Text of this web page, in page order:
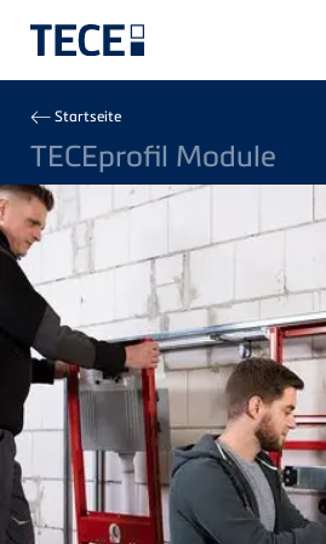
Breadcrumb
Startseite
TECEprofil Module